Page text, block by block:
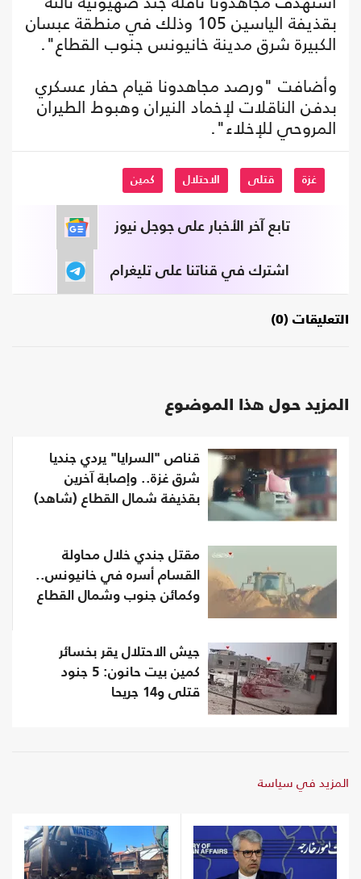
بقذيفة الياسين 105 وذلك في منطقة عبسان
الكبيرة شرق مدينة خانيونس جنوب القطاع".
وأضافت "ورصد مجاهدونا قيام حفار عسكري
بدفن الناقلات لإخماد النيران وهبوط الطيران
المروحي للإخلاء".
غزة قتلى الاحتلال كمين
تابع آخر الأخبار على جوجل نيوز
اشترك في قناتنا على تليغرام
التعليقات (0)
المزيد حول هذا الموضوع
قناص "السرايا" يردي جنديا
شرق غزة.. وإصابة آخرين
بقذيفة شمال القطاع (شاهد)
مقتل جندي خلال محاولة
القسام أسره في خانيونس..
وكمائن جنوب وشمال القطاع
جيش الاحتلال يقر بخسائر
كمين بيت حانون: 5 جنود
قتلى و14 جريحا
المزيد في سياسة